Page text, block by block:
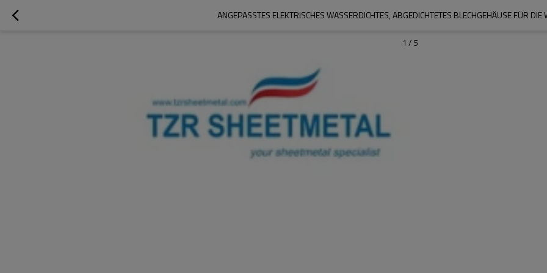
ANGEPASSTES ELEKTRISCHES WASSERDICHTES, ABGEDICHTETES BLECHGEHÄUSE FÜR
1 / 5